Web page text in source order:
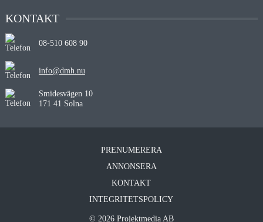
KONTAKT
08-510 608 90
info@dmh.nu
Smidesvägen 10
171 41 Solna
PRENUMERERA
ANNONSERA
KONTAKT
INTEGRITETSPOLICY
© 2026 Projektmedia AB